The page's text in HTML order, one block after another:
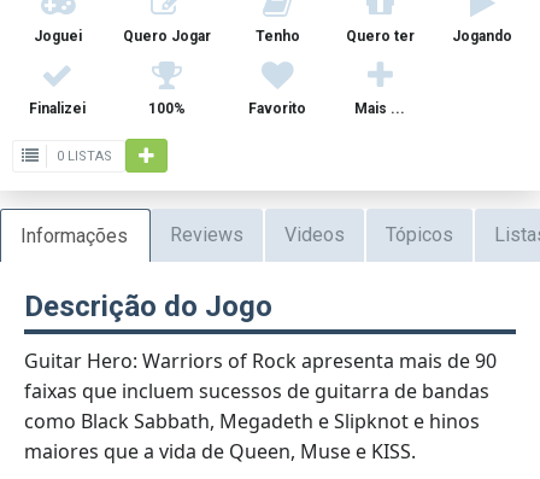
Joguei Quero Jogar Tenho Quero ter Jogando
Finalizei 100% Favorito Mais ...
0 LISTAS
Informações Reviews Videos Tópicos
Descrição do Jogo
Guitar Hero: Warriors of Rock apresenta mais de 90
faixas que incluem sucessos de guitarra de bandas
como Black Sabbath, Megadeth e Slipknot e hinos
maiores que a vida de Queen, Muse e KISS.